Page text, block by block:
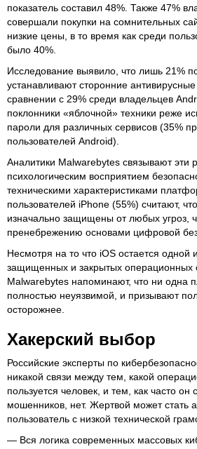
показатель составил 48%. Также 47%
совершали покупки на сомнительных
низкие цены, в то время как среди
было 40%.
Исследование выявило, что лишь 21%
устанавливают сторонние
сравнении с 29% среди владельцев
поклонники «яблочной» техники реже
пароли для различных сервисов (35%
пользователей Android).
Аналитики Malwarebytes связывают эти
психологическим восприятием
техническими характеристиками
пользователей iPhone (55%) считают,
изначально защищены от любых угроз,
пренебрежению основами цифровой
Несмотря на то что iOS остается одной
защищенных и закрытых операционных
Malwarebytes напоминают, что ни одна
полностью неуязвимой, и призывают
осторожнее.
Хакерский выбор
Российские эксперты по
никакой связи между тем, какой
пользуется человек, и тем, как часто он
мошенников, нет. Жертвой может стать
пользователь с низкой технической
— Вся логика современных массовых